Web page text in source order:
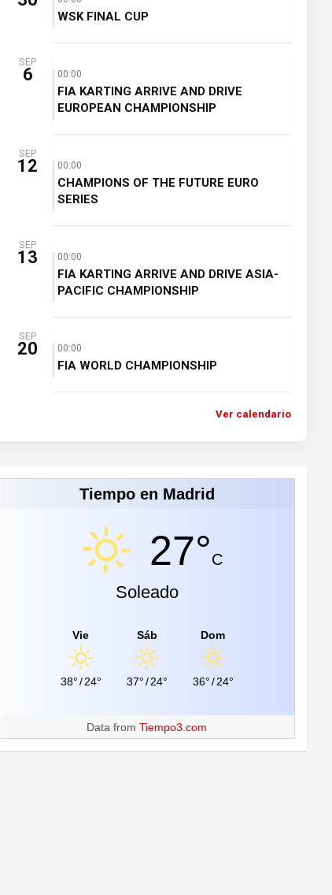
WSK FINAL CUP
SEP
6 00:00
FIA KARTING ARRIVE AND DRIVE
EUROPEAN CHAMPIONSHIP
SEP
12 00:00
CHAMPIONS OF THE FUTURE EURO
SERIES
SEP
13 00:00
FIA KARTING ARRIVE AND DRIVE ASIA-
PACIFIC CHAMPIONSHIP
SEP
20 00:00
FIA WORLD CHAMPIONSHIP
Ver calendario
Tiempo en Madrid
27°C
Soleado
Vie
38°/ 24°
Sáb
37°/ 24°
Dom
36°/ 24°
Data fromTiempo3.com